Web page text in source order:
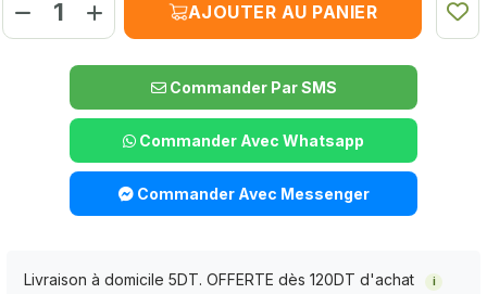
AJOUTER AU PANIER
Commander Par SMS
Commander Avec Whatsapp
Commander Avec Messenger
Livraison à domicile 5DT. OFFERTE dès 120DT d'achat i